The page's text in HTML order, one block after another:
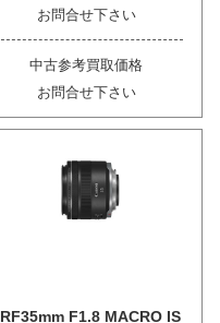
お問合せ下さい
中古参考買取価格
お問合せ下さい
RF35mm F1.8 MACRO IS